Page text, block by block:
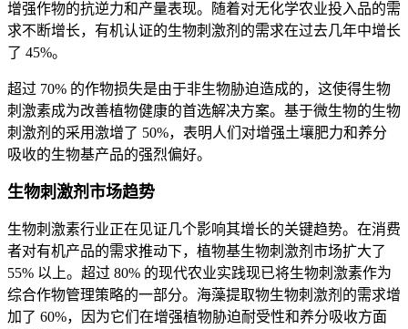
增强作物的抗逆力和产量表现。随着对无化学农业投入品的需
求不断增长，有机认证的生物刺激剂的需求在过去几年中增长
了 45%。
超过 70% 的作物损失是由于非生物胁迫造成的，这使得生物
刺激素成为改善植物健康的首选解决方案。基于微生物的生物
刺激剂的采用激增了 50%，表明人们对增强土壤肥力和养分
吸收的生物基产品的强烈偏好。
生物刺激剂市场趋势
生物刺激素行业正在见证几个影响其增长的关键趋势。在消费
者对有机产品的需求推动下，植物基生物刺激剂市场扩大了
55% 以上。超过 80% 的现代农业实践现已将生物刺激素作为
综合作物管理策略的一部分。海藻提取物生物刺激剂的需求增
加了 60%，因为它们在增强植物胁迫耐受性和养分吸收方面